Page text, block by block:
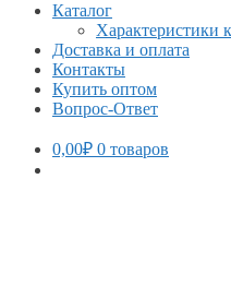
Каталог
Характеристики
Доставка и оплата
Контакты
Купить оптом
Вопрос-Ответ
0,00₽ 0 товаров